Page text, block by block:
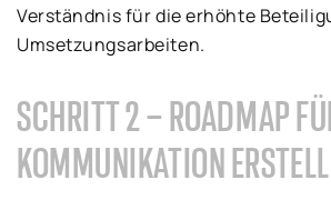
Verständnis für die erhöhte
Umsetzungsarbeiten.
SCHRITT 2 – ROADMAP
KOMMUNIKATION